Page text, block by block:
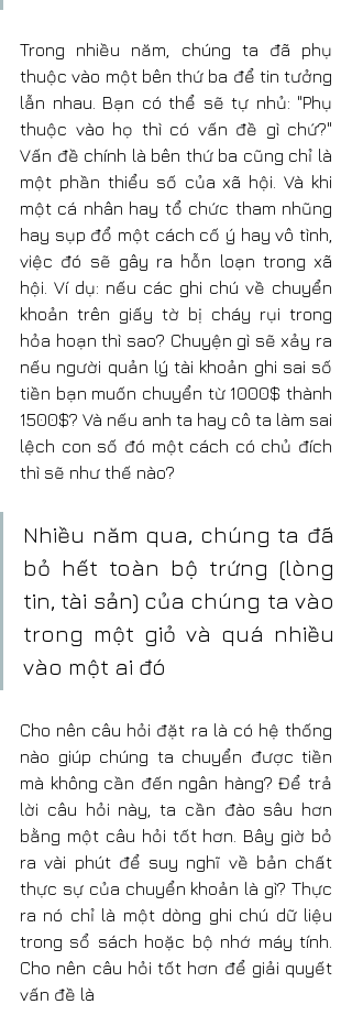
Trong nhiều năm, chúng ta đã phụ
thuộc vào một bên thứ ba để tin tưởng
lẫn nhau. Bạn có thể sẽ tự nhủ: "Phụ
thuộc vào họ thì có vấn đề gì chứ?"
Vấn đề chính là bên thứ ba cũng chỉ là
một phần thiểu số của xã hội. Và khi
một cá nhân hay tổ chức tham nhũng
hay sụp đổ một cách cố ý hay vô tình,
việc đó sẽ gây ra hỗn loạn trong xã
hội. Ví dụ: nếu các ghi chú về chuyển
khoản trên giấy tờ bị cháy rụi trong
hỏa hoạn thì sao? Chuyện gì sẽ xảy ra
nếu người quản lý tài khoản ghi sai số
tiền bạn muốn chuyển từ 1000$ thành
1500$? Và nếu anh ta hay cô ta làm sai
lệch con số đó một cách có chủ đích
thì sẽ như thế nào?
Nhiều năm qua, chúng ta đã
bỏ hết toàn bộ trứng (lòng
tin, tài sản) của chúng ta vào
trong một giỏ và quá nhiều
vào một ai đó
Cho nên câu hỏi đặt ra là có hệ thống
nào giúp chúng ta chuyển được tiền
mà không cần đến ngân hàng? Để trả
lời câu hỏi này, ta cần đào sâu hơn
bằng một câu hỏi tốt hơn. Bây giờ bỏ
ra vài phút để suy nghĩ về bản chất
thực sự của chuyển khoản là gì? Thực
ra nó chỉ là một dòng ghi chú dữ liệu
trong sổ sách hoặc bộ nhớ máy tính.
Cho nên câu hỏi tốt hơn để giải quyết
vấn đề là